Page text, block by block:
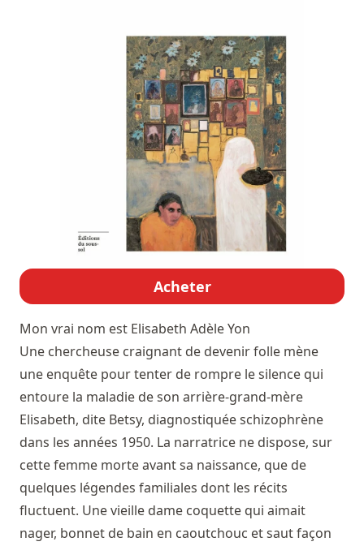
Acheter
Mon vrai nom est Elisabeth Adèle Yon
Une chercheuse craignant de devenir folle mène
une enquête pour tenter de rompre le silence qui
entoure la maladie de son arrière-grand-mère
Elisabeth, dite Betsy, diagnostiquée schizophrène
dans les années 1950. La narratrice ne dispose, sur
cette femme morte avant sa naissance, que de
quelques légendes familiales dont les récits
fluctuent. Une vieille dame coquette qui aimait
nager, bonnet de bain en caoutchouc et saut façon